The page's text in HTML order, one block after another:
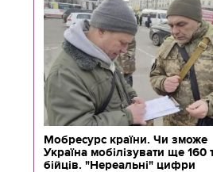
Мобресурс країни. Чи зможе
Україна мобілізувати ще 160
бійців. "Нереальні" цифри